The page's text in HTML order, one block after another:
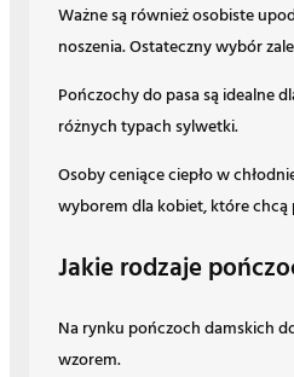
Ważne są również osobiste
noszenia. Ostateczny wybór
Pończochy do pasa są idealne
różnych typach sylwetki.
Osoby ceniące ciepło w
wyborem dla kobiet, które chcą
Jakie rodzaje
Na rynku pończoch damskich
wzorem.